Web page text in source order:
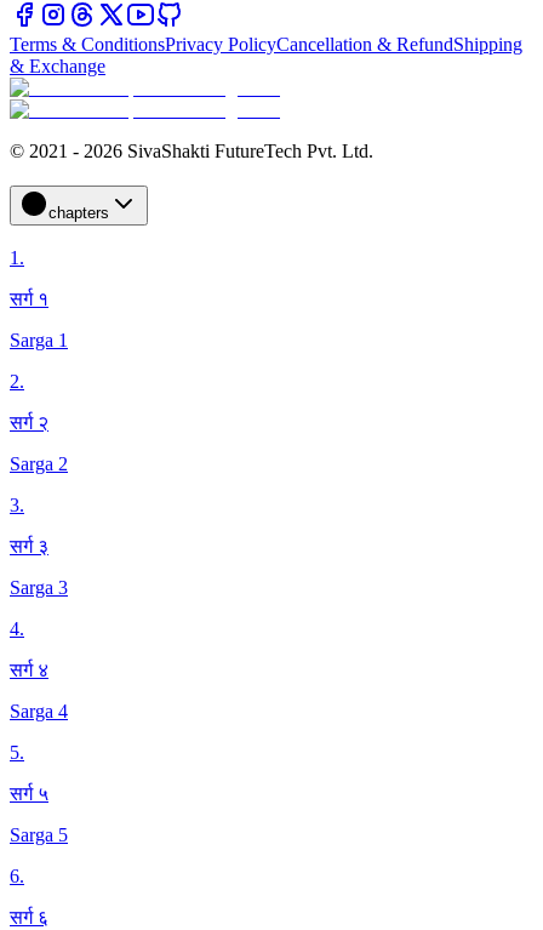
Terms & ConditionsPrivacy PolicyCancellation & RefundShipping
& Exchange
© 2021 - 2026 SivaShakti FutureTech Pvt. Ltd.
chapters
1.
सर्ग १
Sarga 1
2.
सर्ग २
Sarga 2
3.
सर्ग ३
Sarga 3
4.
सर्ग ४
Sarga 4
5.
सर्ग ५
Sarga 5
6.
सर्ग ६